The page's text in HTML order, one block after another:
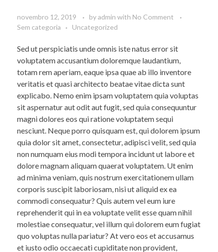
novembro 12, 2019 byadmin with No Comment
Sem categoria
Uncategorized
Sed ut perspiciatis unde omnis iste natus error sit
voluptatem accusantium doloremque laudantium,
totam rem aperiam, eaque ipsa quae ab illo inventore
veritatis et quasi architecto beatae vitae dicta sunt
explicabo. Nemo enim ipsam voluptatem quia voluptas
sit aspernatur aut odit aut fugit, sed quia consequuntur
magni dolores eos qui ratione voluptatem sequi
nesciunt. Neque porro quisquam est, qui dolorem ipsum
quia dolor sit amet, consectetur, adipisci velit, sed quia
non numquam eius modi tempora incidunt ut labore et
dolore magnam aliquam quaerat voluptatem. Ut enim
ad minima veniam, quis nostrum exercitationem ullam
corporis suscipit laboriosam, nisi ut aliquid ex ea
commodi consequatur? Quis autem vel eum iure
reprehenderit qui in ea voluptate velit esse quam nihil
molestiae consequatur, vel illum qui dolorem eum fugiat
quo voluptas nulla pariatur? At vero eos et accusamus
et iusto odio occaecati cupiditate non provident,